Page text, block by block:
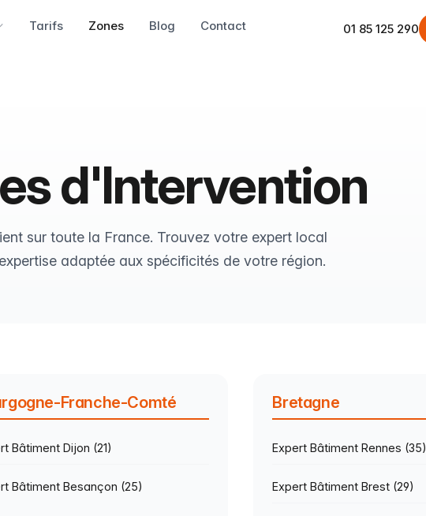
Tarifs Zones Blog Contact 01 85 125 290
d'Intervention
sur toute la France. Trouvez votre expert local
adaptée aux spécificités de votre région.
Franche-Comté
Bâtiment Dijon (21)
Bâtiment Besançon (25)
Bretagne
Expert Bâtiment Rennes (35)
Expert Bâtiment Brest (29)